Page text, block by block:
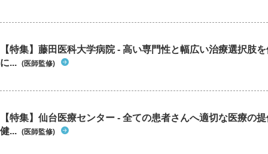
【特集】藤田医科大学病院 - 高い専門性と幅広い治療選択肢
に... (医師監修)
【特集】仙台医療センター - 全ての患者さんへ適切な医療の
健... (医師監修)